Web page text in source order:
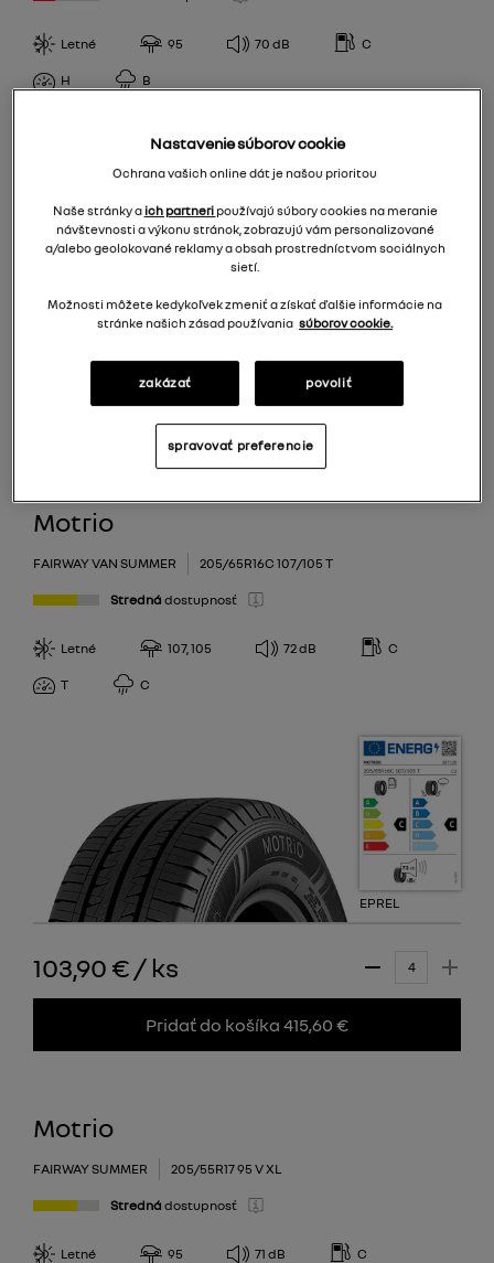
96
98,96
100
100,98
99,97
W
Motrio
Continental
Goodyear
Bridgestone
Matador
CPCOOPER
Firestone
Fulda
Sava
Semperit
SPOTREBA PALIVA
C
D
E
PRIĽNAVOSŤ ZA MOKRA
A
B
C
ÚROVEŇ HLUKU
66
68
69
73
Letné 95 70 dB C
H B
EPREL
65,90 €/ks
Pridať do košíka 263,60 €
Motrio
FAIRWAY VAN SUMMER 205/65R16C 107/105 T
Stredná dostupnosť
Letné 107, 105 72dB C
T C
EPREL
103,90 € / ks
Pridať do košíka 415,60 €
Motrio
FAIRWAY SUMMER 205/55R17 95 V XL
Stredná dostupnosť
Letné 95 71 dB C
Nastavenie súborov cookie
Ochrana vašich online dát je našou prioritou
Naše stránky a ich partneri používajú súbory cookies na meranie
návštevnosti a výkonu stránok, zobrazujú vám personalizované
a/alebo geolokované reklamy a obsah prostredníctvom sociálnych
sietí.
Možnosti môžete kedykoľvek zmeniť a získať ďalšie informácie na
stránke našich zásad používania súborov cookie.
zakázať povoliť
spravovať preferencie